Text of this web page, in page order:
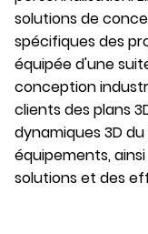
solutions de
spécifiques des
équipée d'une
conception
clients des plans
dynamiques 3D
équipements,
solutions et des